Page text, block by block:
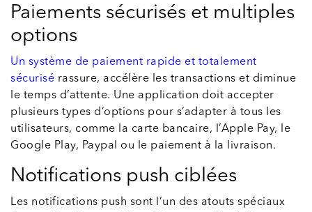
Paiements sécurisés et multiples
options
Un système de paiement rapide et totalement
sécurisé rassure, accélère les transactions et diminue
le temps d’attente. Une application doit accepter
plusieurs types d’options pour s’adapter à tous les
utilisateurs, comme la carte bancaire, l’Apple Pay, le
Google Play, Paypal ou le paiement à la livraison.
Notifications push ciblées
Les notifications push sont l’un des atouts spéciaux